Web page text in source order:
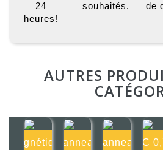
24
heures!
souhaités.
de
AUTRES
MagnétiquePanneau PanneauPVC